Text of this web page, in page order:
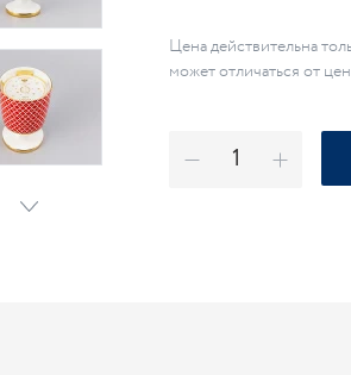
Цена действительна
может отличаться от